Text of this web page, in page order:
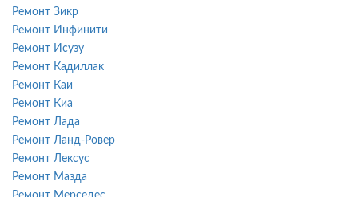
Ремонт Зикр
Ремонт Инфинити
Ремонт Исузу
Ремонт Кадиллак
Ремонт Каи
Ремонт Киа
Ремонт Лада
Ремонт Ланд-Ровер
Ремонт Лексус
Ремонт Мазда